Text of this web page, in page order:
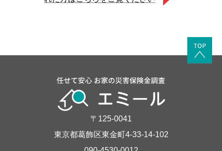
〒125-0041
東京都葛飾区東金町4-33-14-102